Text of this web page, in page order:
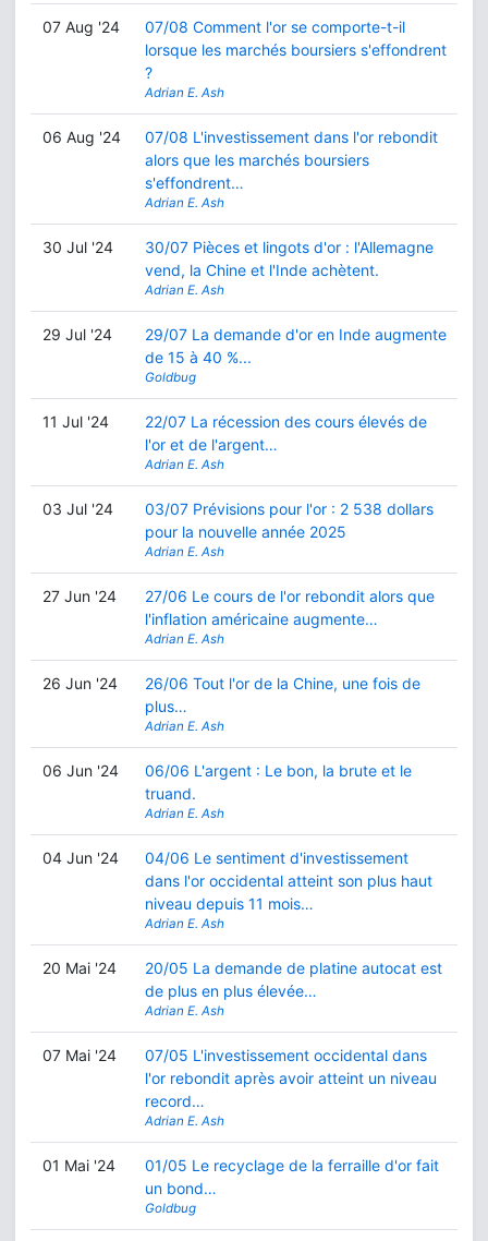
07 Aug '24
07/08 Comment l'or se comporte-t-il
lorsque les marchés boursiers s'effondrent
?
Adrian E. Ash
06 Aug '24
07/08 L'investissement dans l'or rebondit
alors que les marchés boursiers
s'effondrent…
Adrian E. Ash
30 Jul '24
30/07 Pièces et lingots d'or : l'Allemagne
vend, la Chine et l'Inde achètent.
Adrian E. Ash
29 Jul '24
29/07 La demande d'or en Inde augmente
de 15 à 40 %...
Goldbug
11 Jul '24
22/07 La récession des cours élevés de
l'or et de l'argent…
Adrian E. Ash
03 Jul '24
03/07 Prévisions pour l'or : 2 538 dollars
pour la nouvelle année 2025
Adrian E. Ash
27 Jun '24
27/06 Le cours de l'or rebondit alors que
l'inflation américaine augmente…
Adrian E. Ash
26 Jun '24
26/06 Tout l'or de la Chine, une fois de
plus…
Adrian E. Ash
06 Jun '24
06/06 L'argent : Le bon, la brute et le
truand.
Adrian E. Ash
04 Jun '24
04/06 Le sentiment d'investissement
dans l'or occidental atteint son plus haut
niveau depuis 11 mois…
Adrian E. Ash
20 Mai '24
20/05 La demande de platine autocat est
de plus en plus élevée…
Adrian E. Ash
07 Mai '24
07/05 L'investissement occidental dans
l'or rebondit après avoir atteint un niveau
record…
Adrian E. Ash
01 Mai '24
01/05 Le recyclage de la ferraille d'or fait
un bond…
Goldbug